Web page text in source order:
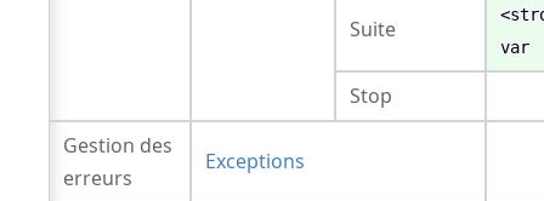
Suite
var
Stop
Gestion des
erreurs
Exceptions